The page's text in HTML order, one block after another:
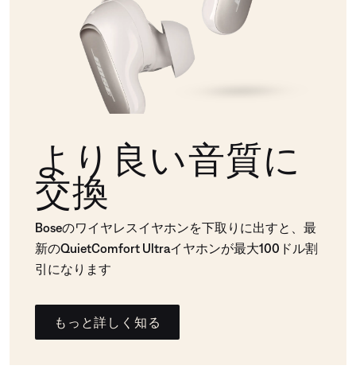
より良い音質に
交換
Boseのワイヤレスイヤホンを下取りに出すと、最
新のQuietComfort Ultraイヤホンが最大100ドル割
引になります
もっと詳しく知る